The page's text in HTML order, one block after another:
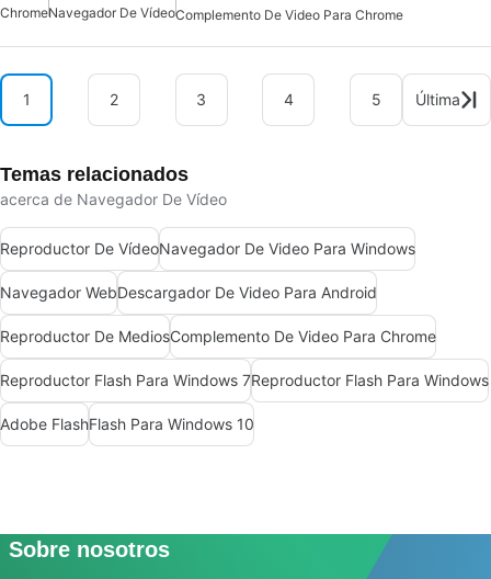
ChromeNavegador De VídeoComplemento De Video Para Chrome
1 2 3 4 5 Última
Temas relacionados
acerca de Navegador De Vídeo
Reproductor De VídeoNavegador De Video Para Windows
Navegador WebDescargador De Video Para Android
Reproductor De MediosComplemento De Video Para Chrome
Reproductor Flash Para Windows 7Reproductor Flash Para Windows
Adobe FlashFlash Para Windows 10
Sobre nosotros